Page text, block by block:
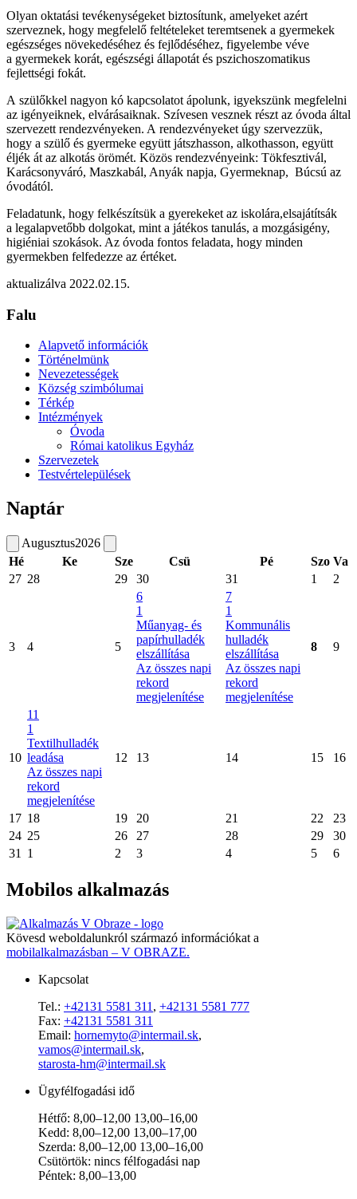
Olyan oktatási tevékenységeket biztosítunk, amelyeket azért
szerveznek, hogy megfelelő feltételeket teremtsenek a gyermekek
egészséges növekedéséhez és fejlődéséhez, figyelembe véve
a gyermekek korát, egészségi állapotát és pszichoszomatikus
fejlettségi fokát.
A szülőkkel nagyon kó kapcsolatot ápolunk, igyekszünk megfelelni
az igényeiknek, elvárásaiknak. Szívesen vesznek részt az óvoda által
szervezett rendezvényeken. A rendezvényeket úgy szervezzük,
hogy a szülő és gyermeke együtt játszhasson, alkothasson, együtt
éljék át az alkotás örömét. Közös rendezvényeink: Tökfesztivál,
Karácsonyváró, Maszkabál, Anyák napja, Gyermeknap, Búcsú az
óvodától.
Feladatunk, hogy felkészítsük a gyerekeket az iskolára,elsajátítsák
a legalapvetőbb dolgokat, mint a játékos tanulás, a mozgásigény,
higiéniai szokások. Az óvoda fontos feladata, hogy minden
gyermekben felfedezze az értéket.
aktualizálva 2022.02.15.
Falu
Alapvető információk
Történelmünk
Nevezetességek
Község szimbólumai
Térkép
Intézmények
Óvoda
Római katolikus Egyház
Szervezetek
Testvértelepülések
Naptár
Augusztus2026
Hé
Ke Sze Csü Pé Szo Va
27 28 29 30 31 1 2
3 4 5
6
1
Műanyag- és
papírhulladék
elszállítása
Az összes napi
rekord
megjelenítése
7
1
Kommunális
hulladék
elszállítása
Az összes napi
rekord
megjelenítése
8 9
10
11
1
Textilhulladék
leadása
Az összes napi
rekord
megjelenítése
12 13 14 15 16
17 18 19 20 21 22
23
24 25 26 27 28 29
30
31
1 2 3 4 5 6
Mobilos alkalmazás
Kövesd weboldalunkról származó információkat a
mobilalkalmazásban – V OBRAZE.
Kapcsolat
Tel.: +42131 5581 311 , +42131 5581 777
Fax: +42131 5581 311
Email: hornemyto@intermail.sk,
vamos@intermail.sk,
starosta-hm@intermail.sk
Ügyfélfogadási idő
Hétfő: 8,00–12,00 13,00–16,00
Kedd: 8,00–12,00 13,00–17,00
Szerda: 8,00–12,00 13,00–16,00
Csütörtök: nincs félfogadási nap
Péntek: 8,00–13,00